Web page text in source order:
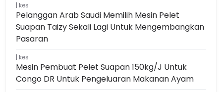
kes
Pelanggan Arab Saudi Memilih Mesin Pelet
Suapan Taizy Sekali Lagi Untuk Mengembangkan
Pasaran
kes
Mesin Pembuat Pelet Suapan 150kg/j Untuk
Congo DR Untuk Pengeluaran Makanan Ayam